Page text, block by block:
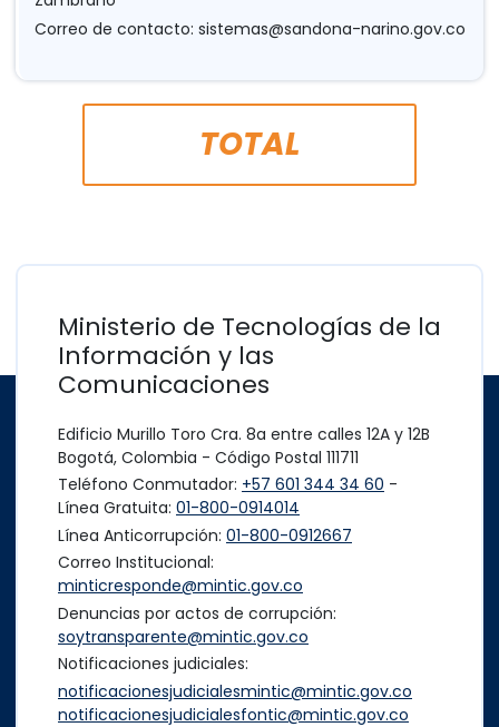
Correo de contacto: sistemas@sandona-narino.gov.co
TOTAL
Ministerio de Tecnologías de la
Información y las
Comunicaciones
Edificio Murillo Toro Cra. 8a entre calles 12A y 12B
Bogotá, Colombia - Código Postal 111711
Teléfono Conmutador: +57 601 344 34 60 -
Línea Gratuita: 01-800-0914014
Línea Anticorrupción: 01-800-0912667
Correo Institucional:
minticresponde@mintic.gov.co
Denuncias por actos de corrupción:
soytransparente@mintic.gov.co
Notificaciones judiciales:
notificacionesjudicialesmintic@mintic.gov.co
notificacionesjudicialesfontic@mintic.gov.co